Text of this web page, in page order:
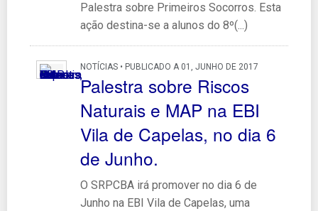
Palestra sobre Primeiros Socorros. Esta
ação destina-se a alunos do 8º(...)
NOTÍCIAS • PUBLICADO A 01, JUNHO DE 2017
Palestra sobre Riscos
Naturais e MAP na EBI
Vila de Capelas, no dia 6
de Junho.
O SRPCBA irá promover no dia 6 de
Junho na EBI Vila de Capelas, uma